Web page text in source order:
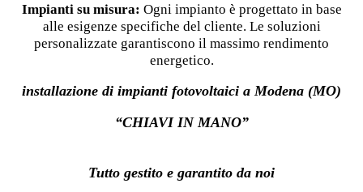
Impianti su misura: Ogni impianto è progettato in base
alle esigenze specifiche del cliente. Le soluzioni
personalizzate garantiscono il massimo rendimento
energetico.
installazione di impianti fotovoltaici a Modena (MO)
“CHIAVI IN MANO”
Tutto gestito e garantito da noi